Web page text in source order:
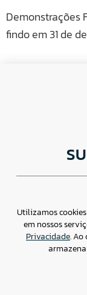
Demonstrações
findo em 31 de
Av.
Paulistano,
Assessoria de
Utilizamos
em nossos
Privacidade. Ao